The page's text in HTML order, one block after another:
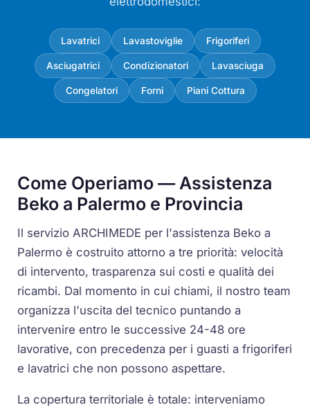
Lavatrici Lavastoviglie Frigoriferi
Asciugatrici Condizionatori Lavasciuga
Congelatori Forni Piani Cottura
Come Operiamo — Assistenza
Beko a Palermo e Provincia
Il servizio ARCHIMEDE per l'assistenza Beko a
Palermo è costruito attorno a tre priorità: velocità
di intervento, trasparenza sui costi e qualità dei
ricambi. Dal momento in cui chiami, il nostro team
organizza l'uscita del tecnico puntando a
intervenire entro le successive 24-48 ore
lavorative, con precedenza per i guasti a frigoriferi
e lavatrici che non possono aspettare.
La copertura territoriale è totale: interveniamo